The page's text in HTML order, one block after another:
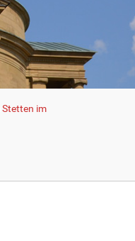
Stetten im